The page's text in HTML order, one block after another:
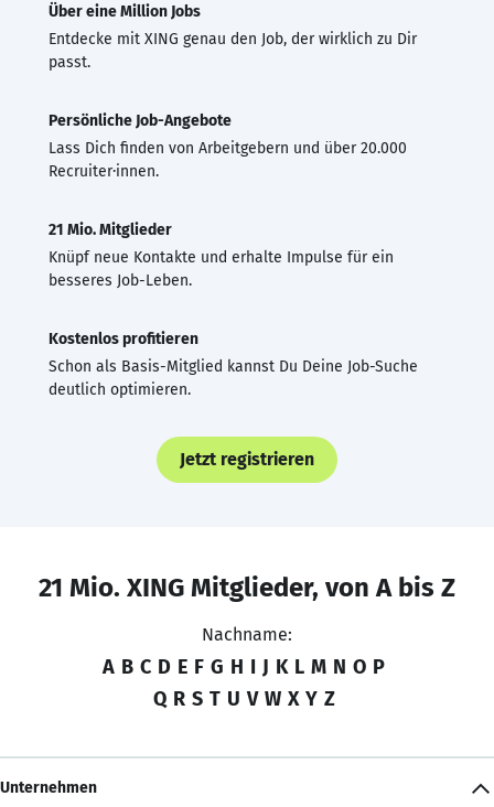
Über eine Million Jobs
Entdecke mit XING genau den Job, der wirklich zu Dir
passt.
Persönliche Job-Angebote
Lass Dich finden von Arbeitgebern und über 20.000
Recruiter·innen.
21 Mio. Mitglieder
Knüpf neue Kontakte und erhalte Impulse für ein
besseres Job-Leben.
Kostenlos profitieren
Schon als Basis-Mitglied kannst Du Deine Job-Suche
deutlich optimieren.
Jetzt registrieren
21 Mio. XING Mitglieder, von A bis Z
Nachname:
A B C D E F G H I J K L M N O P
Q R S T U V W X Y Z
Unternehmen